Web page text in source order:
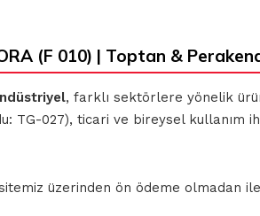
(F 010) | Toptan &
, farklı sektörlere yönelik
TG-027), ticari ve bireysel kullanım
üzerinden ön ödeme olmadan